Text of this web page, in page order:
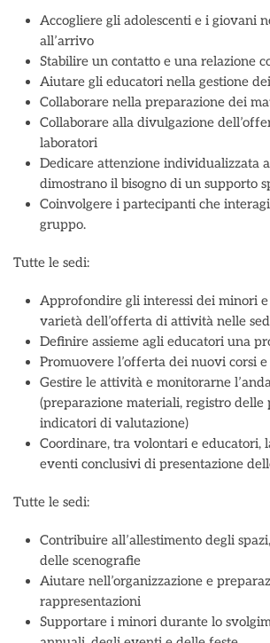
Accogliere gli adolescenti e i giovani
all’arrivo
Stabilire un contatto e una relazione
Aiutare gli educatori nella gestione
Collaborare nella preparazione dei
Collaborare alla divulgazione
laboratori
Dedicare attenzione individualizzata
dimostrano il bisogno di un supporto
Coinvolgere i partecipanti che
gruppo.
Tutte le sedi:
Approfondire gli interessi dei minori
varietà dell’offerta di attività nelle
Definire assieme agli educatori una
Promuovere l’offerta dei nuovi corsi
Gestire le attività e monitorarne
(preparazione materiali, registro delle
indicatori di valutazione)
Coordinare, tra volontari e educatori,
eventi conclusivi di presentazione
Tutte le sedi:
Contribuire all’allestimento degli
delle scenografie
Aiutare nell’organizzazione e
rappresentazioni
Supportare i minori durante lo